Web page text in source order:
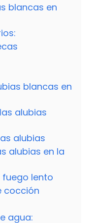
blancas en
blancas en
alubias
alubias
alubias en la
fuego lento
cocción
agua: